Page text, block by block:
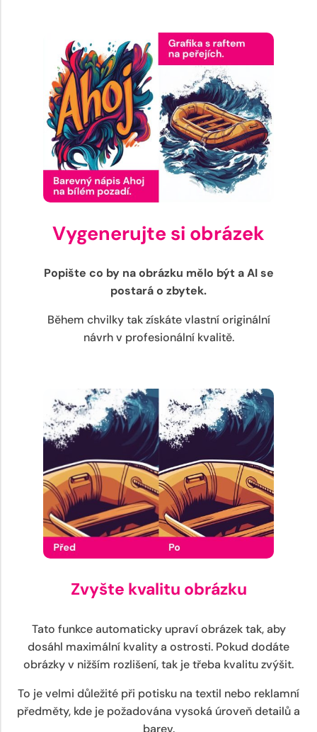
Vygenerujte si obrázek
Popište co by na obrázku mělo být a AI se
postará o zbytek.
Během chvilky tak získáte vlastní originální
návrh v profesionální kvalitě.
Zvyšte kvalitu obrázku
Tato funkce automaticky upraví obrázek tak, aby
dosáhl maximální kvality a ostrosti. Pokud dodáte
obrázky v nižším rozlišení, tak je třeba kvalitu zvýšit.
To je velmi důležité při potisku na textil nebo reklamní
předměty, kde je požadována vysoká úroveň detailů a
barev.